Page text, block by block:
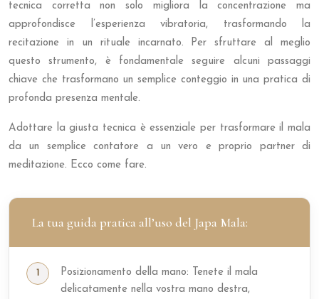
tecnica corretta non solo migliora la concentrazione ma
approfondisce l’esperienza vibratoria, trasformando la
recitazione in un rituale incarnato. Per sfruttare al meglio
questo strumento, è fondamentale seguire alcuni passaggi
chiave che trasformano un semplice conteggio in una pratica di
profonda presenza mentale.
Adottare la giusta tecnica è essenziale per trasformare il mala
da un semplice contatore a un vero e proprio partner di
meditazione. Ecco come fare.
La tua guida pratica all’uso del Japa Mala:
Posizionamento della mano: Tenete il mala
delicatamente nella vostra mano destra,